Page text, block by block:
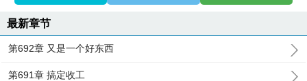
最新章节
第692章 又是一个好东西
第691章 搞定收工